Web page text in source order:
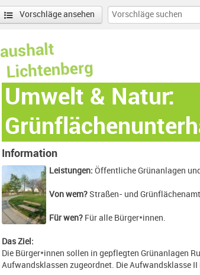
Vorschläge ansehen
Umwelt & Natur:
Information
Leistungen: Öffentliche Grünanlagen
Von wem? Straßen- und Grünflächenamt
Für wen? Für alle Bürger*innen.
Das Ziel:
Die Bürger*innen sollen in gepflegten Grünanlagen
Aufwandsklassen zugeordnet. Die Aufwandsklasse